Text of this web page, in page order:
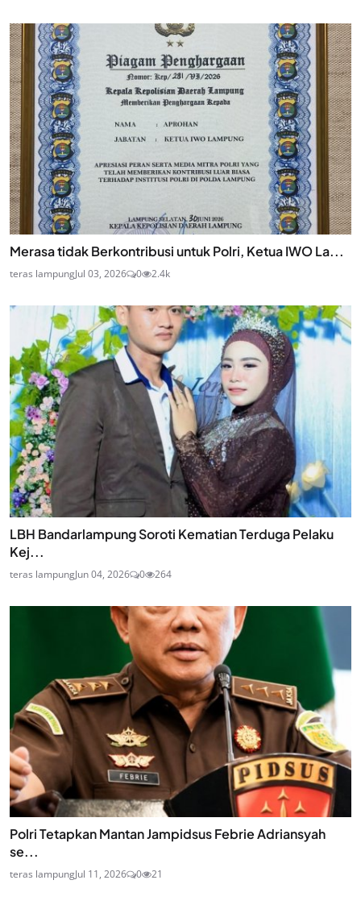
Merasa tidak Berkontribusi untuk Polri, Ketua IWO La...
teras lampungJul 03, 2026 0 2.4k
LBH Bandarlampung Soroti Kematian Terduga Pelaku
Kej...
teras lampungJun 04, 2026 0 264
Polri Tetapkan Mantan Jampidsus Febrie Adriansyah
se...
teras lampungJul 11, 2026 0 21